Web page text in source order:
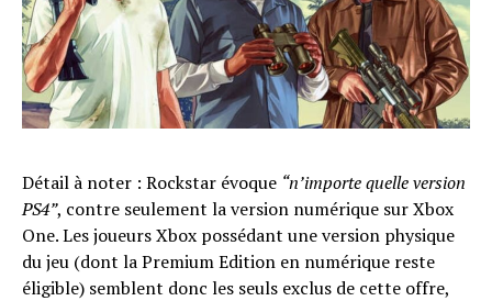
Détail à noter : Rockstar évoque “n’importe quelle version
PS4”, contre seulement la version numérique sur Xbox
One. Les joueurs Xbox possédant une version physique
du jeu (dont la Premium Edition en numérique reste
éligible) semblent donc les seuls exclus de cette offre,